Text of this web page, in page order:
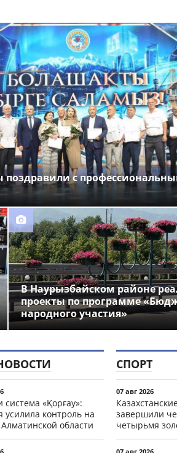
поздравили с
В Наурызбайском районе
проекты по программе
народного участия»
«Қорғау»:
усилила контроль на
Алматинской области
СПОРТ
07 авг 2026
завершили
четырьмя